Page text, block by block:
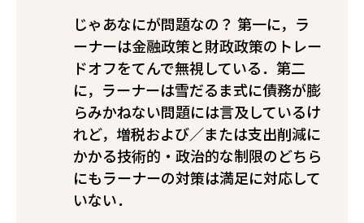
じゃあなにが問題なの？ 第一に，ラ
ーナーは金融政策と財政政策のトレー
ドオフをてんで無視している．第二
に，ラーナーは雪だるま式に債務が膨
らみかねない問題には言及しているけ
れど，増税および／または支出削減に
かかる技術的・政治的な制限のどちら
にもラーナーの対策は満足に対応して
いない．